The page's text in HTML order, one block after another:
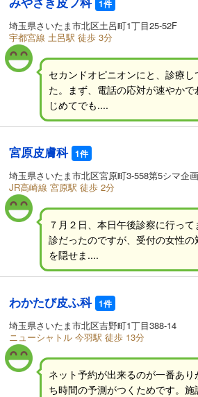
1件
埼玉県さいたま市北区土呂町1丁目25-52F
宇都宮線 土呂駅 徒歩 3分
セカンドオピニオンにと、診療し
た。まず、電話の応対が速やか
じめてでも....
宮原皮膚科 1件
埼玉県さいたま市北区宮原町3-558第5シマ企
JR高崎線 宮原駅 徒歩 2分
７月２日、本日午後診察に行っ
診だったのですが、受付の女性の
を隠せま....
わかたび皮ふ科 1件
埼玉県さいたま市北区吉野町1丁目388-14
ニューシャトル 今羽駅 徒歩 13分
ネット予約が出来るのが一番あ
ち時間の予測がつくためです。施